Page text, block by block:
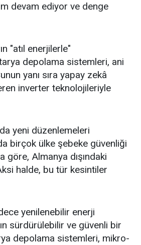
devam ediyor ve denge
"atıl enerjilerle"
depolama sistemleri, ani
yanı sıra yapay zekâ
inverter teknolojileriyle
yeni düzenlemeleri
birçok ülke şebeke güvenliği
göre, Almanya dışındaki
halde, bu tür kesintiler
yenilenebilir enerji
sürdürülebilir ve güvenli bir
depolama sistemleri, mikro-